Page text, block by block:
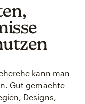
kann man
Gut gemachte
Designs,